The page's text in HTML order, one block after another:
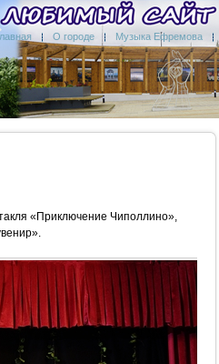
О городе Музыка Ефремова
«Приключение Чиполлино»,